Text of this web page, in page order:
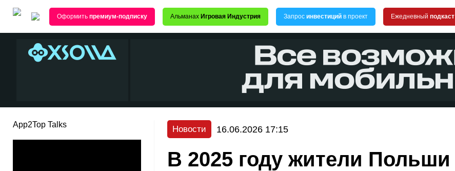
Оформить премиум-подписку Альманах Игровая Индустрия Запрос инвестиций в проект Ежедневный подкаст
App2Top Talks Новости 16.06.2026 17:15
В 2025 году жители Польши